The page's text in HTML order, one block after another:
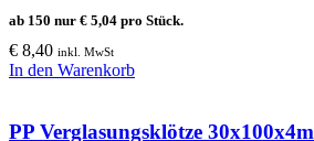
ab 150 nur € 5,04 pro Stück.
€ 8,40 inkl. MwSt
In den Warenkorb
PP Verglasungsklötze